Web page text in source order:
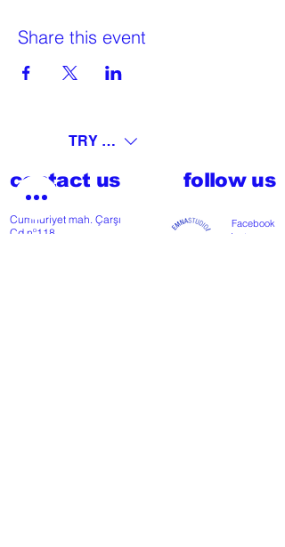
Share this event
TRY (₺)
contact us follow us
Cumhuriyet mah. Çarşı
Cd nº118
Facebook
Instagram